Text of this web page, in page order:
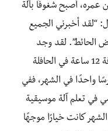
عمره، أصبح شغوفًا بآلة
“لقد أخبرني الجميع
الحائط”. لقد وجد
معلمًا في بوينس آيرس التي تبعد مسافة 12 ساعة في الحافلة
واحدًا في الشهر، ففي
في تعلم آلة موسيقية
كانت خيارًا موجهًا